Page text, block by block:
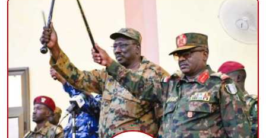
منوعات
حوادث وقضايا
عالمية